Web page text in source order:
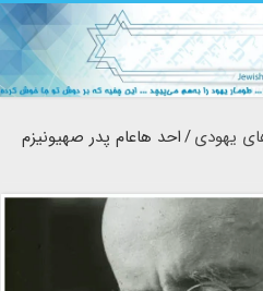
یهودی/احد هاعام پدر صهیونیزم